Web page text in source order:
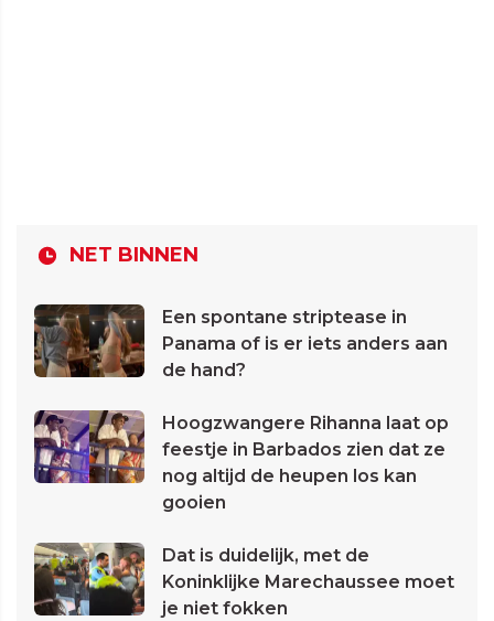
NET BINNEN
Een spontane striptease in
Panama of is er iets anders aan
de hand?
Hoogzwangere Rihanna laat op
feestje in Barbados zien dat ze
nog altijd de heupen los kan
gooien
Dat is duidelijk, met de
Koninklijke Marechaussee moet
je niet fokken